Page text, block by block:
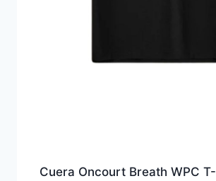
Cuera Oncourt Breath WPC